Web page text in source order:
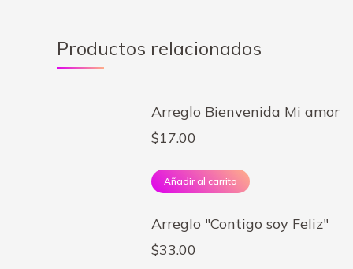
Productos relacionados
Arreglo Bienvenida Mi amor
$17.00
Añadir al carrito
Arreglo "Contigo soy Feliz"
$33.00